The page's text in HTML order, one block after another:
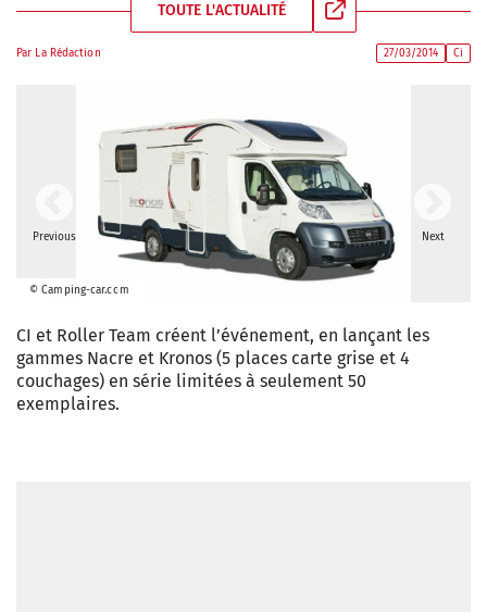
TOUTE L'ACTUALITÉ
Par La Rédaction 27/03/2014 Ci
Previous
© Camping-car.com
Next
CI et Roller Team créent l’événement, en lançant les
gammes Nacre et Kronos (5 places carte grise et 4
couchages) en série limitées à seulement 50
exemplaires.